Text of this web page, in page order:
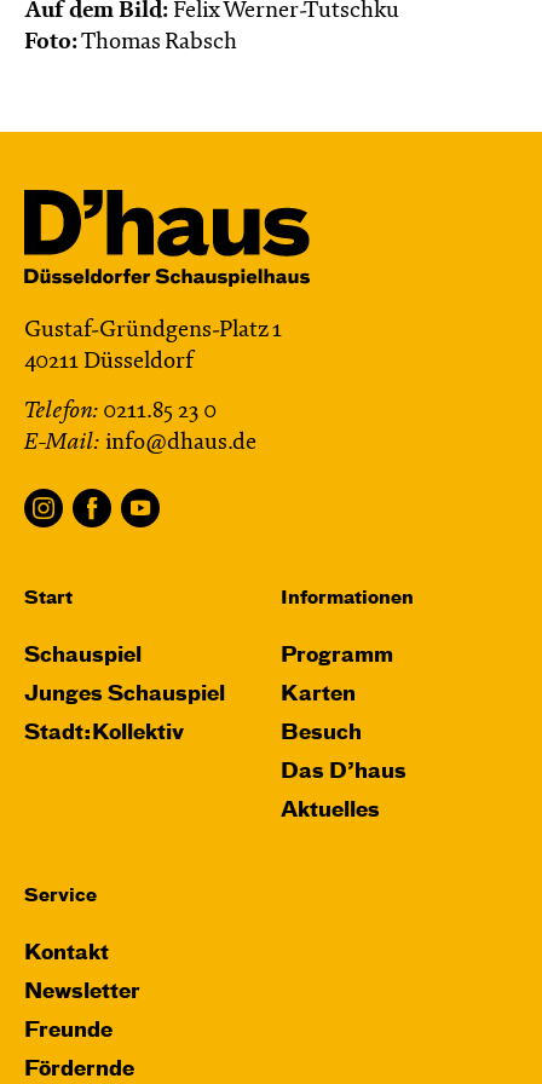
Menschen
Mit künstlerischer Audiodeskription
Auf dem Bild: Felix Werner-Tutschku
Foto:Thomas Rabsch
Gustaf-Gründgens-Platz 1
40211 Düsseldorf
Telefon: 0211.85 23 0
E-Mail: info@dhaus.de
Start
Schauspiel
Junges Schauspiel
Stadt:Kollektiv
Informationen
Programm
Karten
Besuch
Das D’haus
Aktuelles
Service
Kontakt
Newsletter
Freunde
Fördernde